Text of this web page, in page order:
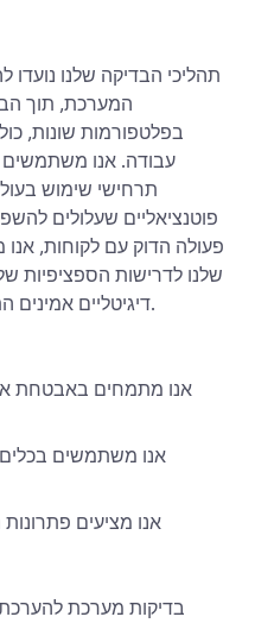
תהליכי הבדיקה שלנו נועדו
המערכת, תוך
בפלטפורמות שונות,
עבודה. אנו משתמשים
תרחישי שימוש
פוטנציאליים שעלולים
פעולה הדוק עם לקוחות,
שלנו לדרישות הספציפיות
דיגיטליים אמינים התומכים ביעדים התפעוליים שלהם.
אנו מתמחים באבטחת
אנו משתמשים
אנו מציעים
בדיקות מערכת